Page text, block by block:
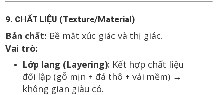
9. CHẤT LIỆU (Texture/Material)
Bản chất: Bề mặt xúc giác và thị giác.
Vai trò:
Lớp lang (Layering): Kết hợp chất liệu
đối lập (gỗ mịn + đá thô + vải mềm) →
không gian giàu có.